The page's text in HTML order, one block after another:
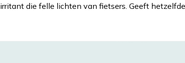
die felle lichten van fietsers. Geeft hetzelfde